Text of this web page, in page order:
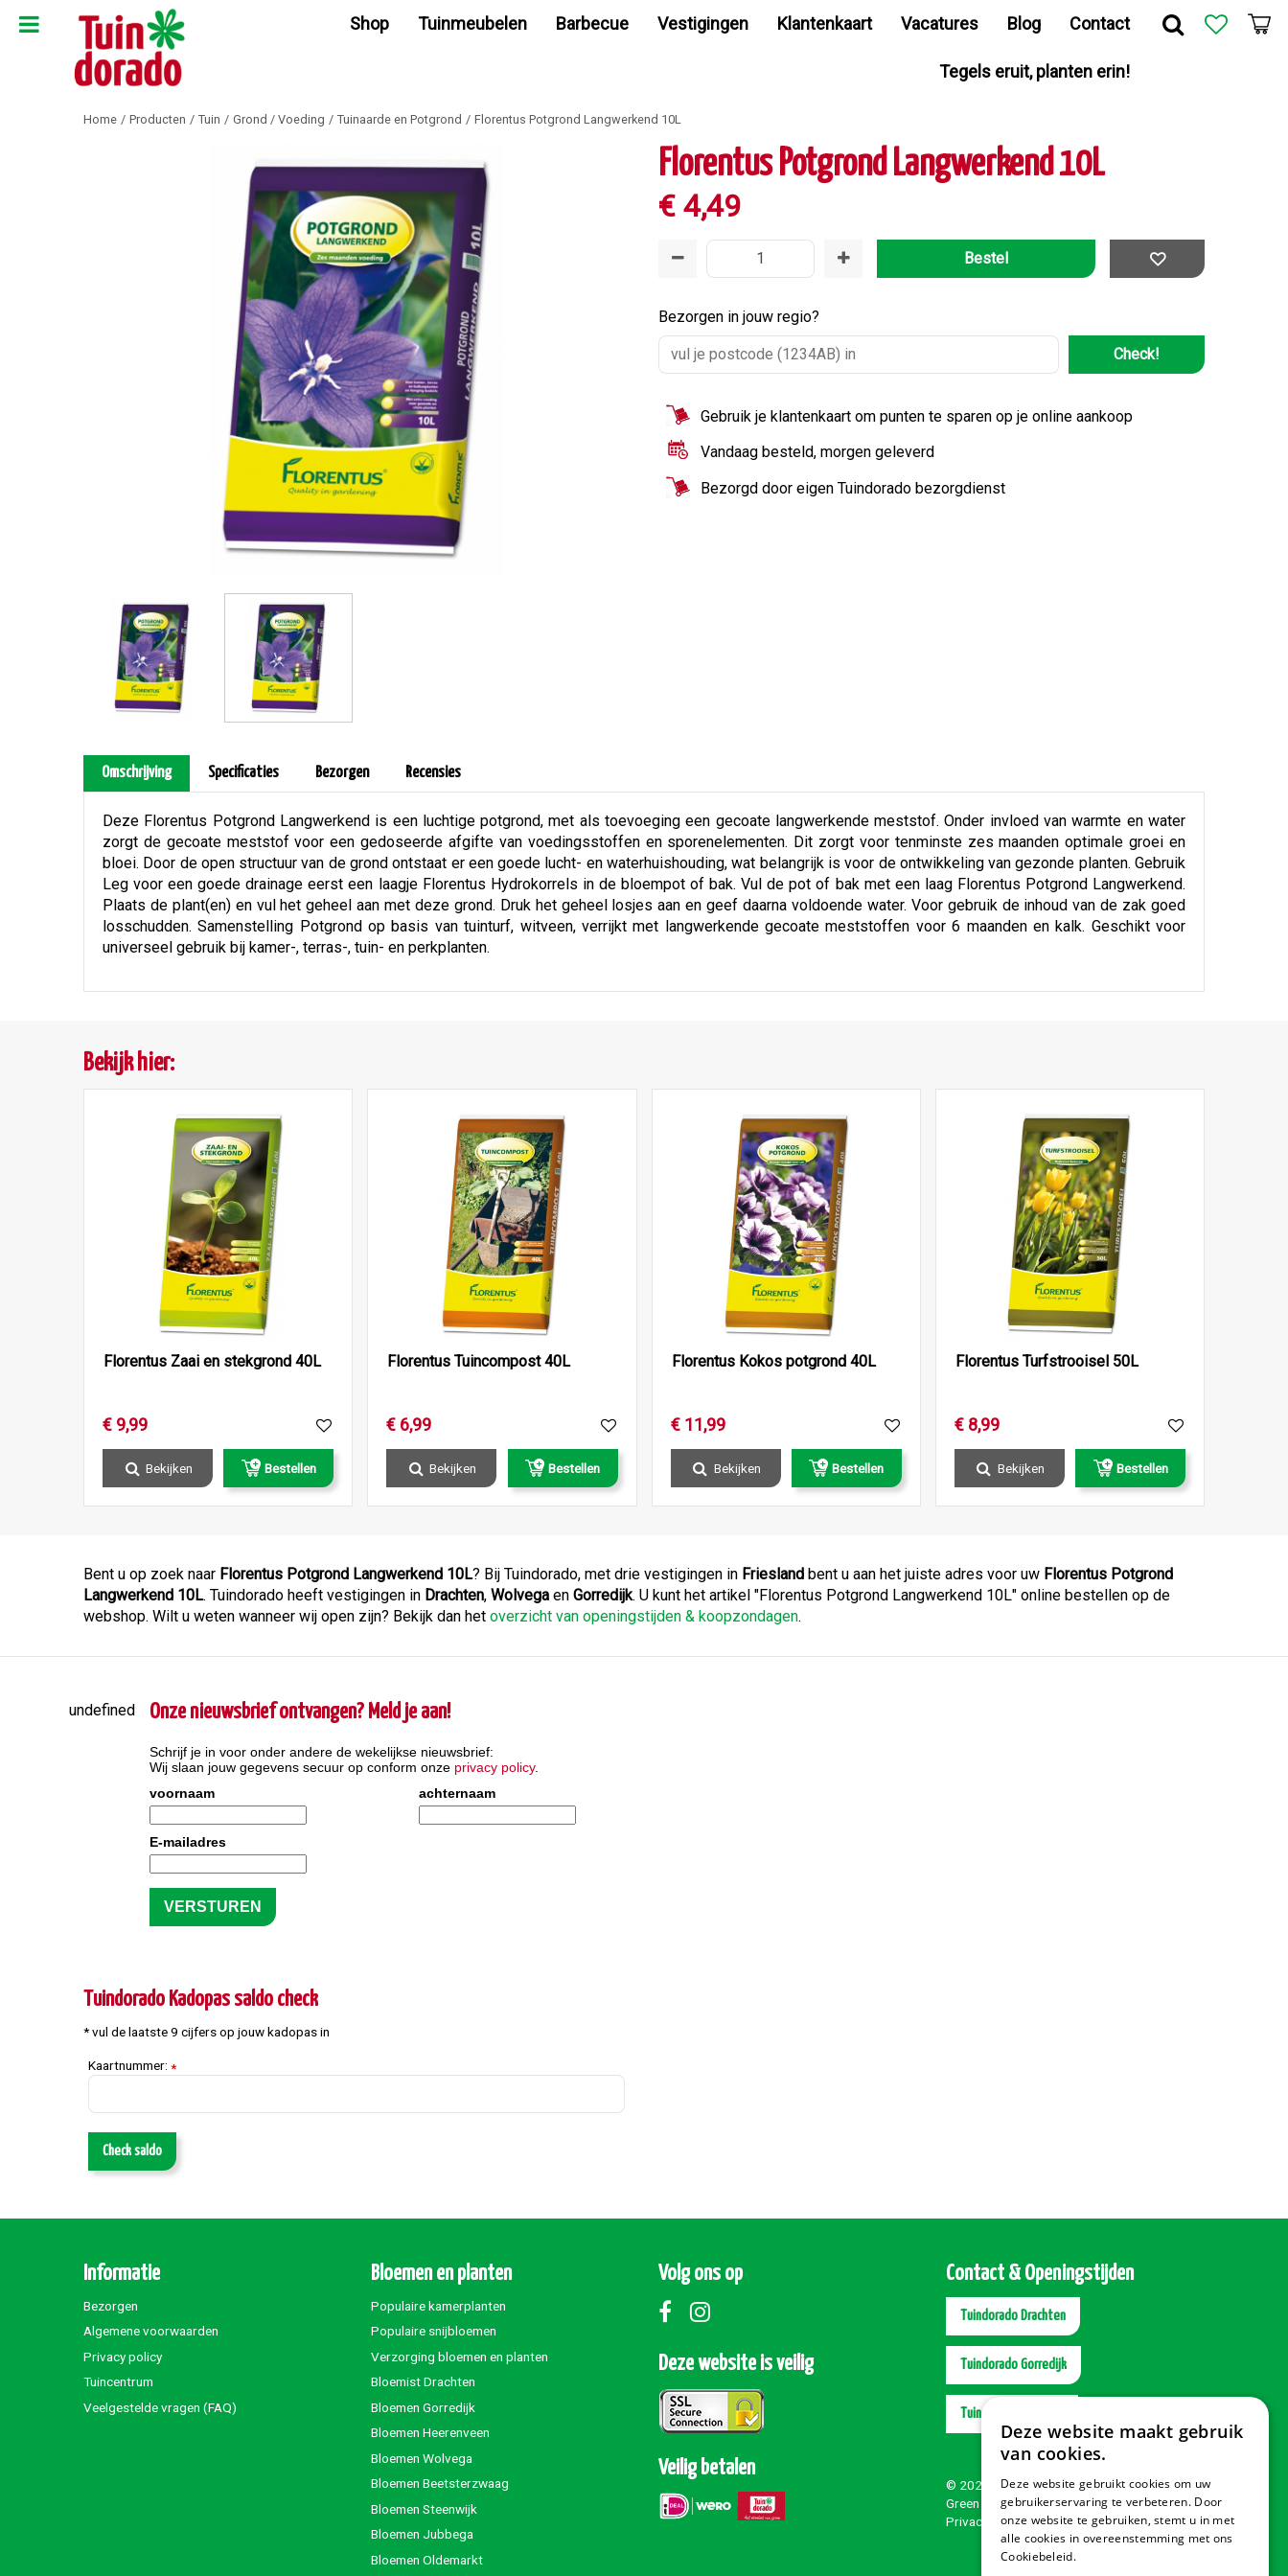
naar
Home Producten Tuin Grond / Voeding Tuinaarde en Potgrond Florentus Potgrond Langwerkend 10L
Shop Tuinmeubelen Barbecue Vestigingen Klantenkaart Vacatures Blog Contact
Tegels eruit, planten erin!
Florentus Potgrond Langwerkend 10L
€ 4,49
Bezorgen in jouw regio?
Check!
Gebruik je klantenkaart om punten te sparen op je online aankoop
Vandaag besteld, morgen geleverd
Bezorgd door eigen Tuindorado bezorgdienst
Omschrijving Specificaties Bezorgen Recensies
Deze Florentus Potgrond Langwerkend is een luchtige potgrond, met als toevoeging een gecoate langwerkende meststof. Onder invloed van warmte en water
zorgt de gecoate meststof voor een gedoseerde afgifte van voedingsstoffen en sporenelementen. Dit zorgt voor tenminste zes maanden optimale groei en
bloei. Door de open structuur van de grond ontstaat er een goede lucht- en waterhuishouding, wat belangrijk is voor de ontwikkeling van gezonde planten. Gebruik
Leg voor een goede drainage eerst een laagje Florentus Hydrokorrels in de bloempot of bak. Vul de pot of bak met een laag Florentus Potgrond Langwerkend.
Plaats de plant(en) en vul het geheel aan met deze grond. Druk het geheel losjes aan en geef daarna voldoende water. Voor gebruik de inhoud van de zak goed
losschudden. Samenstelling Potgrond op basis van tuinturf, witveen, verrijkt met langwerkende gecoate meststoffen voor 6 maanden en kalk. Geschikt voor
universeel gebruik bij kamer-, terras-, tuin- en perkplanten.
Bekijk hier:
Florentus Zaai en stekgrond 40L
€ 9,99
Bekijken Bestellen
Florentus Tuincompost 40L
€ 6,99
Bekijken Bestellen
Florentus Kokos potgrond 40L
€ 11,99
Bekijken Bestellen
Florentus Turfstrooisel 50L
€ 8,99
Bekijken Bestellen
Bent u op zoek naar Florentus Potgrond Langwerkend 10L? Bij Tuindorado, met drie vestigingen in Friesland bent u aan het juiste adres voor uw Florentus Potgrond
Langwerkend 10L. Tuindorado heeft vestigingen in Drachten, Wolvega en Gorredijk. U kunt het artikel "Florentus Potgrond Langwerkend 10L" online bestellen op de
webshop. Wilt u weten wanneer wij open zijn? Bekijk dan het overzicht van openingstijden & koopzondagen.
undefined Onze nieuwsbrief ontvangen? Meld je aan!
Schrijf je in voor onder andere de wekelijkse nieuwsbrief:
Wij slaan jouw gegevens secuur op conform onze privacy policy.
voornaam
achternaam
E-mailadres
Tuindorado Kadopas saldo check
* vul de laatste 9 cijfers op jouw kadopas in
Kaartnummer: *
Check saldo
Informatie
Bezorgen
Algemene voorwaarden
Privacy policy
Tuincentrum
Veelgestelde vragen (FAQ)
Bloemen en planten
Populaire kamerplanten
Populaire snijbloemen
Verzorging bloemen en planten
Bloemist Drachten
Bloemen Gorredijk
Bloemen Heerenveen
Bloemen Wolvega
Bloemen Beetsterzwaag
Bloemen Steenwijk
Bloemen Jubbega
Bloemen Oldemarkt
Volg ons op
Deze website is veilig
Veilig betalen
Contact & Openingstijden
Tuindorado Drachten
Tuindorado Gorredijk
Tuindorado Wolvega
© 2026 Tuindorado
Green Solutions
Privacy policy
Deze website maakt gebruik
van cookies.
Deze website gebruikt cookies om uw
gebruikerservaring te verbeteren. Door
onze website te gebruiken, stemt u in met
alle cookies in overeenstemming met ons
Cookiebeleid.